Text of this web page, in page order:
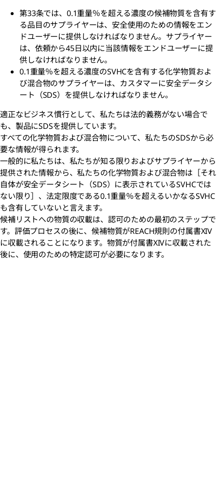
第33条では、0.1重量％を超える濃度の候補物質を含有す
る品目のサプライヤーは、安全使用のための情報をエン
ドユーザーに提供しなければなりません。サプライヤー
は、依頼から45日以内に当該情報をエンドユーザーに提
供しなければなりません。
0.1重量％を超える濃度のSVHCを含有する化学物質およ
び混合物のサプライヤーは、カスタマーに安全データシ
ート（SDS）を提供しなければなりません。
適正なビジネス慣行として、私たちは法的義務がない場合で
も、製品にSDSを提供しています。
すべての化学物質および混合物について、私たちのSDSから必
要な情報が得られます。
一般的に私たちは、私たちが知る限りおよびサプライヤーから
提供された情報から、私たちの化学物質および混合物は［それ
自体が安全データシート（SDS）に表示されているSVHCでは
ない限り］、法定限度である0.1重量％を超えるいかなるSVHC
も含有していないと言えます。
候補リストへの物質の収載は、認可のための最初のステップで
す。評価プロセスの後に、候補物質がREACH規則の付属書XIV
に収載されることになります。物質が付属書XIVに収載された
後に、使用のための特定認可が必要になります。